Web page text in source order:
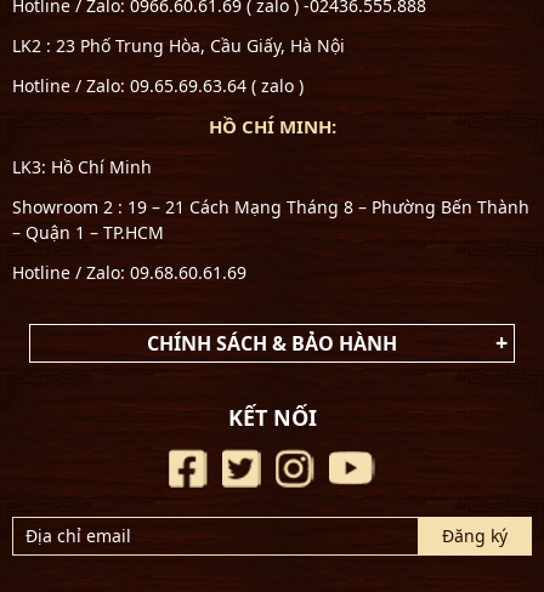
Hotline / Zalo: 0966.60.61.69 ( zalo ) -02436.555.888
LK2 : 23 Phố Trung Hòa, Cầu Giấy, Hà Nội
Hotline / Zalo: 09.65.69.63.64 ( zalo )
HỒ CHÍ MINH:
LK3: Hồ Chí Minh
Showroom 2 : 19 – 21 Cách Mạng Tháng 8 – Phường Bến Thành
– Quận 1 – TP.HCM
Hotline / Zalo: 09.68.60.61.69
CHÍNH SÁCH & BẢO HÀNH
KẾT NỐI